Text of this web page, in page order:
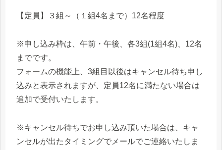
【定員】３組～（１組4名まで）12名程度
※申し込み枠は、午前・午後、各3組(1組4名)、12名
までです。
フォームの機能上、3組目以後はキャンセル待ち申し
込みと表示されますが、定員12名に満たない場合は
追加で受付いたします。
※キャンセル待ちでお申し込み頂いた場合は、キャ
ンセルが出たタイミングでメールでご連絡いたしま